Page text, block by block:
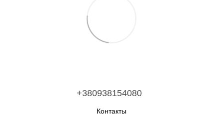
+380938154080
Контакты